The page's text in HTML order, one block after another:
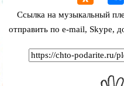
Ссылка на музыкальный
отправить по e-mail, Skype,